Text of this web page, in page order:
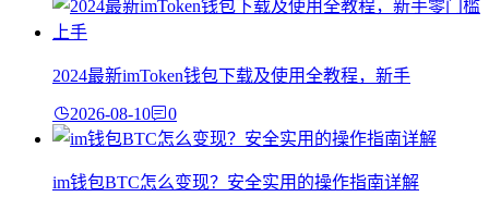
2024最新imToken钱包下载及使用全教程，新手
2026-08-10 0
im钱包BTC怎么变现？安全实用的操作指南详解